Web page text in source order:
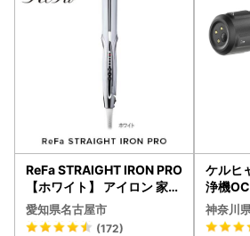
発送時期： 原則として、ご入金確認後
とは別に郵送いたします。
1月以降のご寄附： 1月1日以降にご寄
発送は、2月より順次開始いたします。
■ 返礼品について
配送予定： 返礼品により異なります。
送」欄をご確認ください。なお、11月
り、お届けまで通常よりお時間を要す
受取不可日がある場合： 長期不在等
申込時の備考欄にご入力いただくか、
先までご連絡ください。
ReFa STRAIGHT IRON PRO
【ホワイト】 アイロン 家電
美容 リファ アイロン
愛知県名古屋市
(172)
ケルヒ
浄機
（ハン
7
神奈川